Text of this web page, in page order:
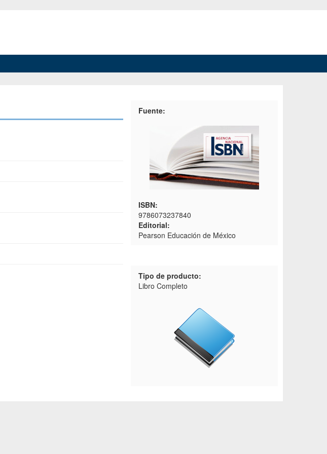
Fuente:
ISBN:
9786073237840
Editorial:
Pearson Educación de México
Tipo de producto:
Libro Completo